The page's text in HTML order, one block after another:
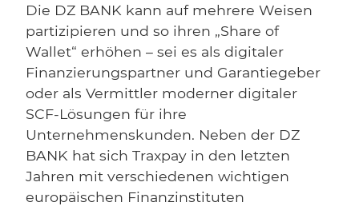
Die DZ BANK kann auf mehrere Weisen
partizipieren und so ihren „Share of
Wallet“ erhöhen – sei es als digitaler
Finanzierungspartner und Garantiegeber
oder als Vermittler moderner digitaler
SCF-Lösungen für ihre
Unternehmenskunden. Neben der DZ
BANK hat sich Traxpay in den letzten
Jahren mit verschiedenen wichtigen
europäischen Finanzinstituten